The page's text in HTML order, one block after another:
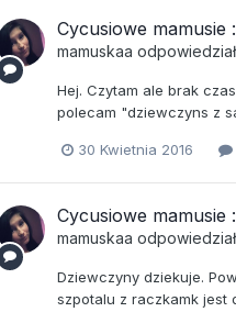
Cycusiowe mamusie
mamuskaa
Hej. Czytam ale brak
polecam "dziewczyns z
30 Kwietnia 2016
Cycusiowe mamusie
mamuskaa
Dziewczyny dziekuje.
szpotalu z raczkamk jest